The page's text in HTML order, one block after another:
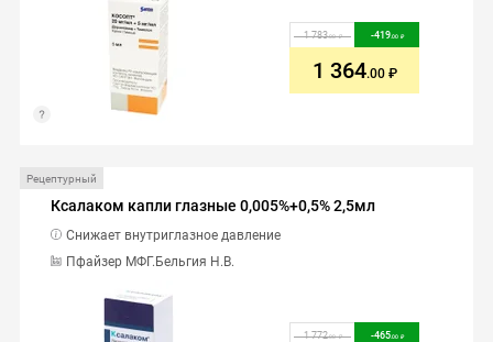
1 783.00 -419.00
1 364.00
Рецептурный
Ксалаком капли глазные 0,005%+0,5% 2,5мл
Пфайзер МФГ.Бельгия Н.В.
Снижает внутриглазное давление
1 772.00 -465.00